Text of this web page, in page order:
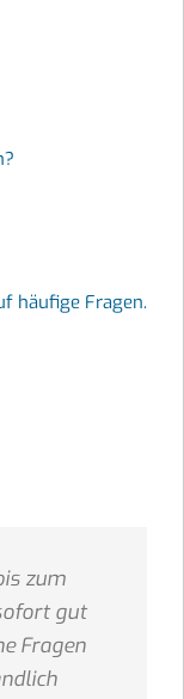
häufige Fragen.
zum
gut
Fragen